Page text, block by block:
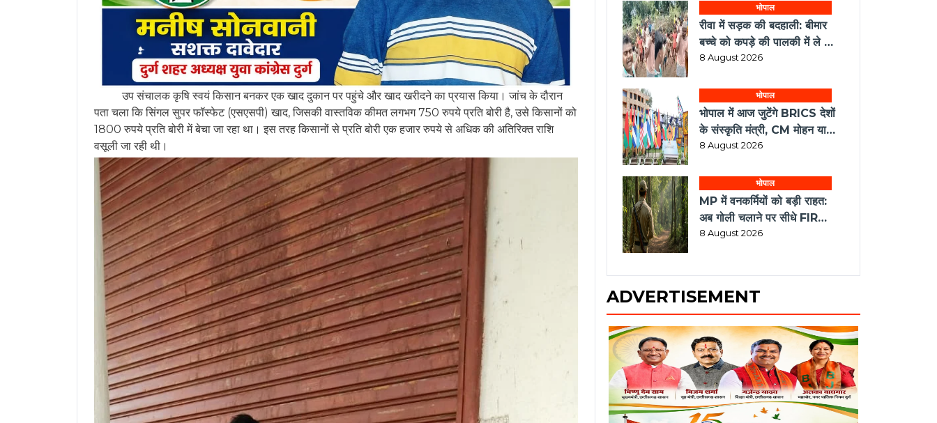
उप संचालक कृषि स्वयं किसान बनकर एक खाद दुकान पर पहुंचे और खाद खरीदने का प्रयास किया। जांच के दौरान
पता चला कि सिंगल सुपर फॉस्फेट (एसएसपी) खाद, जिसकी वास्तविक कीमत लगभग 750 रुपये प्रति बोरी है, उसे किसानों को
1800 रुपये प्रति बोरी में बेचा जा रहा था। इस तरह किसानों से प्रति बोरी एक हजार रुपये से अधिक की अतिरिक्त राशि
वसूली जा रही थी।
बच्चे को कपड़े की पालकी में ले गए
अस्पताल, एंबुलेंस गांव तक नहीं
पहुंची
8 August 2026
के संस्कृति मंत्री, CM मोहन यादव
देंगे लंच
8 August 2026
अब गोली चलाने पर सीधे FIR
नहीं, पहले होगी मजिस्ट्रियल जांच
8 August 2026